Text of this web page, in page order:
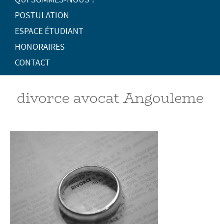
POSTULATION
ESPACE ÉTUDIANT
HONORAIRES
CONTACT
divorce avocat Angouleme